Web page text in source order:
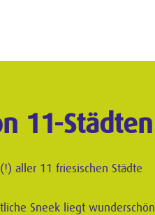
11-Städten
aller 11 friesischen Städte
Sneek liegt wunderschön